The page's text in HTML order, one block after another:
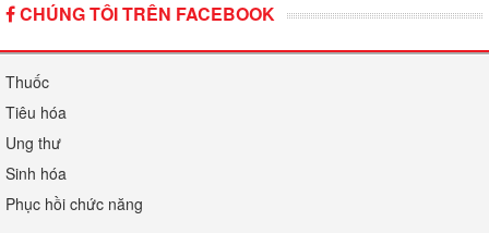
CHÚNG TÔI TRÊN FACEBOOK
Thuốc
Tiêu hóa
Ung thư
Sinh hóa
Phục hồi chức năng